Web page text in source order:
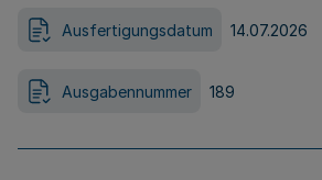
Ausfertigungsdatum 14.07.2026
Ausgabennummer 189